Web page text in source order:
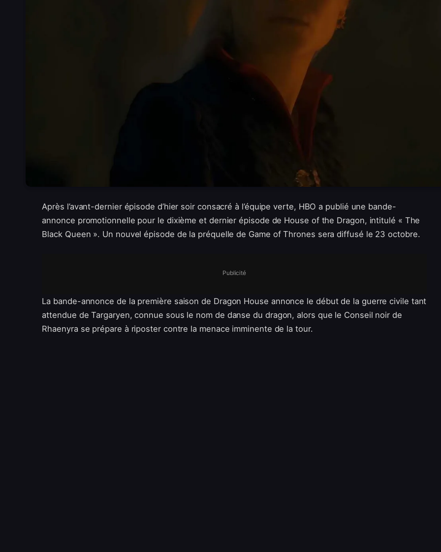
Après l’avant-dernier épisode d’hier soir consacré à l’équipe verte, HBO a publié une bande-
annonce promotionnelle pour le dixième et dernier épisode de House of the Dragon, intitulé « The
Black Queen ». Un nouvel épisode de la préquelle de Game of Thrones sera diffusé le 23 octobre.
Publicité
La bande-annonce de la première saison de Dragon House annonce le début de la guerre civile tant
attendue de Targaryen, connue sous le nom de danse du dragon, alors que le Conseil noir de
Rhaenyra se prépare à riposter contre la menace imminente de la tour.